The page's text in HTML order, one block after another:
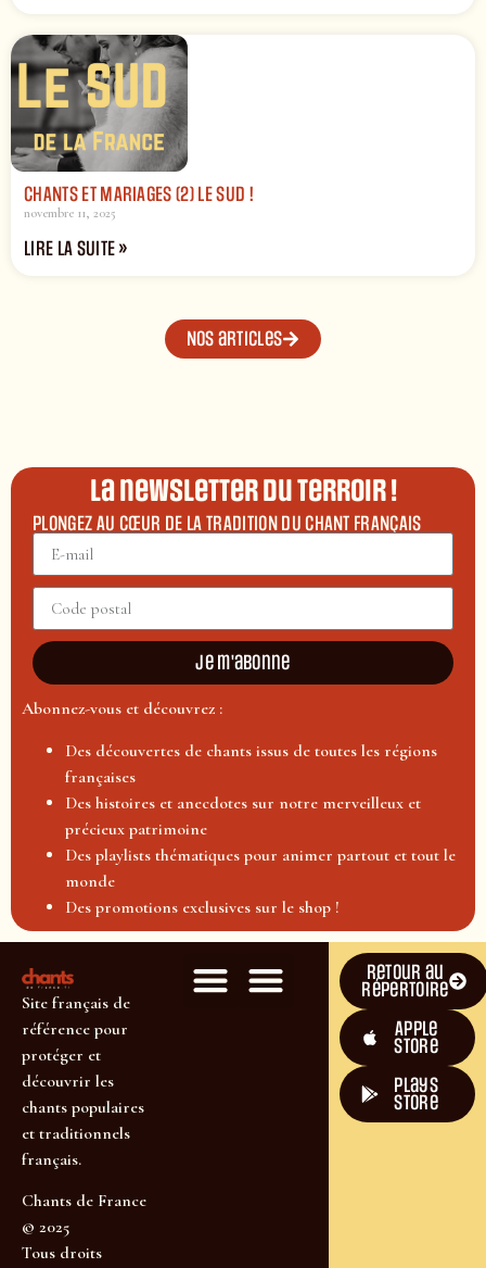
CHANTS ET MARIAGES (2) LE SUD !
novembre 11, 2025
LIRE LA SUITE »
Nos articles
La newsletter du terroir !
PLONGEZ AU CŒUR DE LA TRADITION DU CHANT FRANÇAIS
Je m'abonne
Abonnez-vous et découvrez :
Des découvertes de chants issus de toutes les régions
françaises
Des histoires et anecdotes sur notre merveilleux et
précieux patrimoine
Des playlists thématiques pour animer partout et tout le
monde
Des promotions exclusives sur le shop !
Site français de
référence pour
protéger et
découvrir les
chants populaires
et traditionnels
français.
Chants de France
© 2025
Tous droits
Retour au
répertoire
Apple
Store
plays
store